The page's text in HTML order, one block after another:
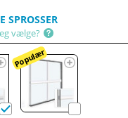
SPROSSER
vælge?
Populær